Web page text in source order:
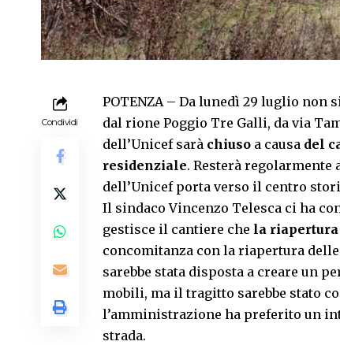
Condividi
POTENZA – Da lunedì 29 luglio non
dal rione Poggio Tre Galli, da via
dell’Unicef sarà chiuso a causa del
residenziale. Resterà regolarmente
dell’Unicef porta verso il centro
Il sindaco Vincenzo Telesca ci ha
gestisce il cantiere che la riapertura
concomitanza con la riapertura
sarebbe stata disposta a creare un
mobili, ma il tragitto sarebbe stato
l’amministrazione ha preferito un
strada.